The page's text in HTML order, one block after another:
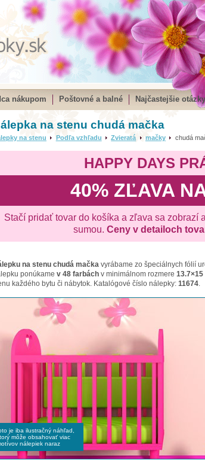
nákupom Poštovné a balné Najčastejšie otázky
na stenu chudá mačka
na stenu Podľa vzhľadu Zvieratá mačky chudá
HAPPY DAYS
40% ZĽAVA
Stačí pridať tovar do košíka a zľava sa zobrazí
sumou. Ceny v detailoch
na stenu chudá mačka vyrábame zo špeciálnych fólií
ponúkame v 48 farbách v minimálnom rozmere 13.7×15
každého bytu či nábytok. Katalógové číslo nálepky: 11674.
je iba ilustračný náhľad,
môže obsahovať viac
nálepiek naraz